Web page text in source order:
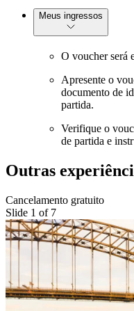
Meus ingressos
O voucher será
Apresente o
documento de
partida.
Verifique o
de partida e
Outras
Cancelamento gratuito
Slide 1 of 7